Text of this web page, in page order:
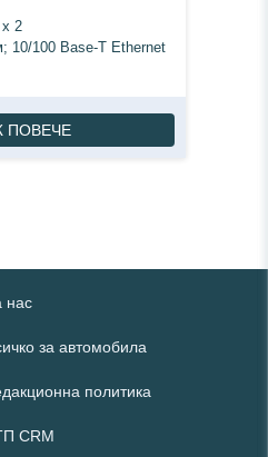
x 2
10/100 Base-T Ethernet
ПОВЕЧЕ
нас
за автомобила
политика
CRM